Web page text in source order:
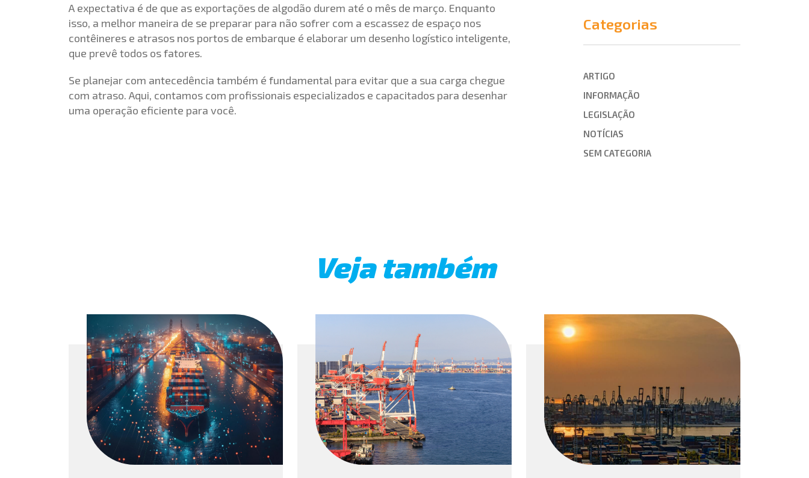
A expectativa é de que as exportações de algodão durem até o mês de março. Enquanto
isso, a melhor maneira de se preparar para não sofrer com a escassez de espaço nos
contêineres e atrasos nos portos de embarque é elaborar um desenho logístico inteligente,
que prevê todos os fatores.
Se planejar com antecedência também é fundamental para evitar que a sua carga chegue
com atraso. Aqui, contamos com profissionais especializados e capacitados para desenhar
uma operação eficiente para você.
Categorias
ARTIGO
INFORMAÇÃO
LEGISLAÇÃO
NOTÍCIAS
SEM CATEGORIA
Veja também